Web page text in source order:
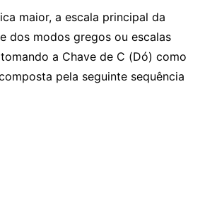
maior, a escala principal da
dos modos gregos ou escalas
a Chave de C (Dó) como
pela seguinte sequência